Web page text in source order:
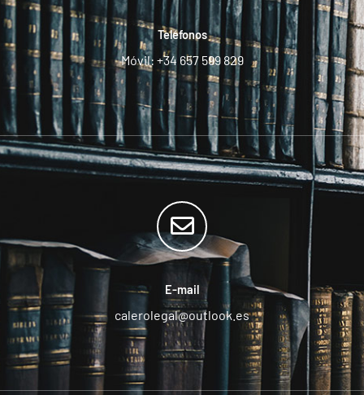
Teléfonos
Móvil: +34 657 599 829
E-mail
calerolegal@outlook.es